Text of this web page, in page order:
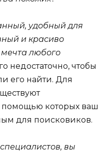
удобный для
и красиво
любого
недостаточно, чтобы
его найти. Для
помощью которых ваш
для поисковиков.
вы